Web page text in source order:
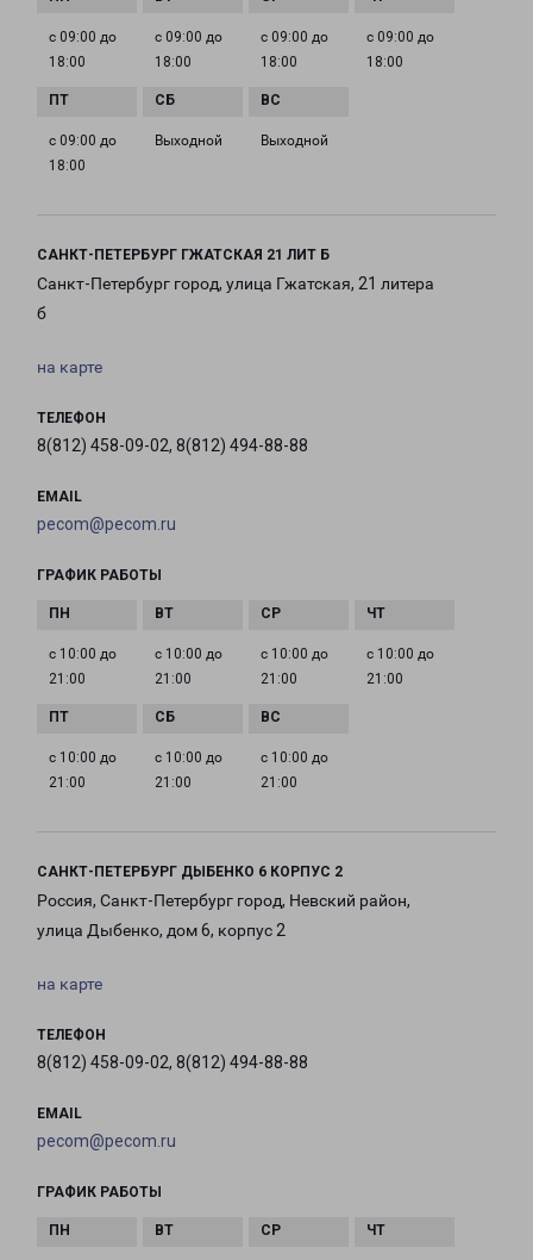
с 09:00 до
18:00
с 09:00 до
18:00
с 09:00 до
18:00
с 09:00 до
18:00
с 09:00 до
18:00
Выходной Выходной
САНКТ-ПЕТЕРБУРГ ГЖАТСКАЯ 21 ЛИТ Б
Санкт-Петербург город, улица Гжатская, 21 литера
б
на карте
ТЕЛЕФОН
8(812) 458-09-02, 8(812) 494-88-88
EMAIL
pecom@pecom.ru
ГРАФИК РАБОТЫ
с 10:00 до
21:00
с 10:00 до
21:00
с 10:00 до
21:00
с 10:00 до
21:00
с 10:00 до
21:00
с 10:00 до
21:00
с 10:00 до
21:00
САНКТ-ПЕТЕРБУРГ ДЫБЕНКО 6 КОРПУС 2
Россия, Санкт-Петербург город, Невский район,
улица Дыбенко, дом 6, корпус 2
на карте
ТЕЛЕФОН
8(812) 458-09-02, 8(812) 494-88-88
EMAIL
pecom@pecom.ru
ГРАФИК РАБОТЫ